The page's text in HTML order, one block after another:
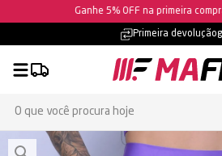
Ganhe 5% OFF na primeira
Frete grátis- confira as